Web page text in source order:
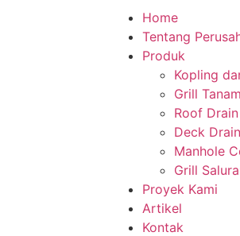
Home
Tentang
Produk
Kopling
Grill
Roof
Deck
Manhole
Grill
Proyek Kami
Artikel
Kontak